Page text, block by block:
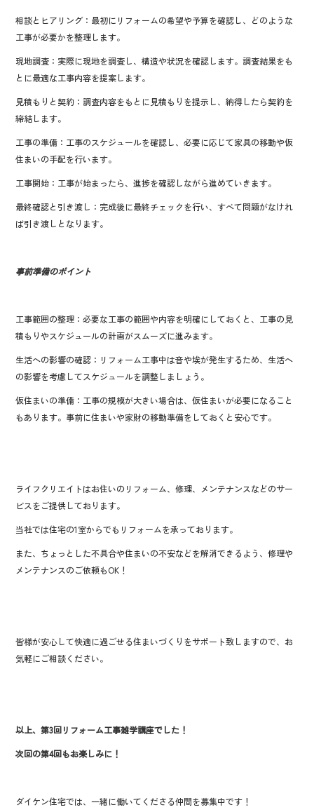
相談とヒアリング：最初にリフォームの希望や予算を確認し、どのような
工事が必要かを整理します。
現地調査：実際に現地を調査し、構造や状況を確認します。調査結果をも
とに最適な工事内容を提案します。
見積もりと契約：調査内容をもとに見積もりを提示し、納得したら契約を
締結します。
工事の準備：工事のスケジュールを確認し、必要に応じて家具の移動や仮
住まいの手配を行います。
工事開始：工事が始まったら、進捗を確認しながら進めていきます。
最終確認と引き渡し：完成後に最終チェックを行い、すべて問題がなけれ
ば引き渡しとなります。
事前準備のポイント
工事範囲の整理：必要な工事の範囲や内容を明確にしておくと、工事の見
積もりやスケジュールの計画がスムーズに進みます。
生活への影響の確認：リフォーム工事中は音や埃が発生するため、生活へ
の影響を考慮してスケジュールを調整しましょう。
仮住まいの準備：工事の規模が大きい場合は、仮住まいが必要になること
もあります。事前に住まいや家財の移動準備をしておくと安心です。
ライフクリエイトはお住いのリフォーム、修理、メンテナンスなどのサー
ビスをご提供しております。
当社では住宅の1室からでもリフォームを承っております。
また、ちょっとした不具合や住まいの不安などを解消できるよう、修理や
メンテナンスのご依頼もOK！
皆様が安心して快適に過ごせる住まいづくりをサポート致しますので、お
気軽にご相談ください。
以上、第3回リフォーム工事雑学講座でした！
次回の第4回もお楽しみに！
ダイケン住宅では、一緒に働いてくださる仲間を募集中です！